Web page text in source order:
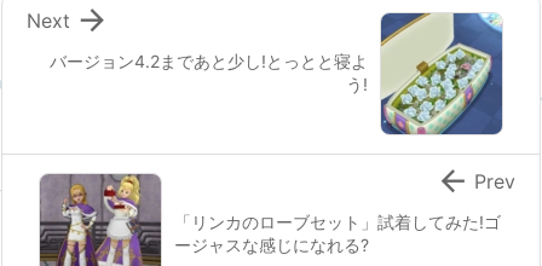
バージョン4.2まであと少し!とっとと寝よ
う!

Next
「リンカのローブセット」試着してみた!ゴ
ージャスな感じになれる?
 Prev